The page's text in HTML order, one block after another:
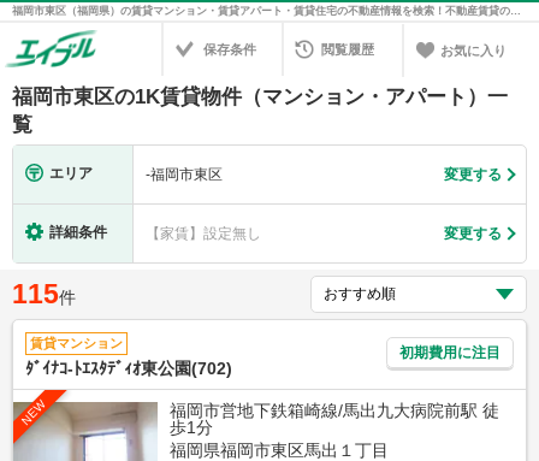
福岡市東区（福岡県）の賃貸マンション・賃貸アパート・賃貸住宅の不動産情報を検索！不動産賃貸の物件探しは、お部屋探しのエイブル
保存条件 閲覧履歴 お気に入り
福岡市東区の1K賃貸物件（マンション・アパート）一
覧
エリア -福岡市東区 変更する
詳細条件 【家賃】設定無し 変更する
115件
賃貸マンション
ﾀﾞｲﾅｺ-ﾄｴｽﾀﾃﾞｨｵ東公園(702)
初期費用に注目
NEW
福岡市営地下鉄箱崎線/馬出九大病院前駅 徒
歩1分
福岡県福岡市東区馬出１丁目